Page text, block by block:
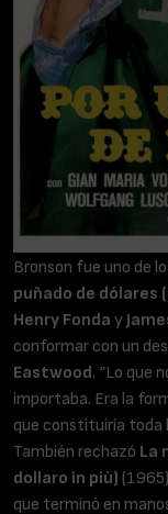
Bronson fue uno de
puñado de dólares
Henry Fonda y
conformar con un
Eastwood. “Lo que
importaba. Era la
que constituiría toda
También rechazó La
dollaro in più)
que terminó en